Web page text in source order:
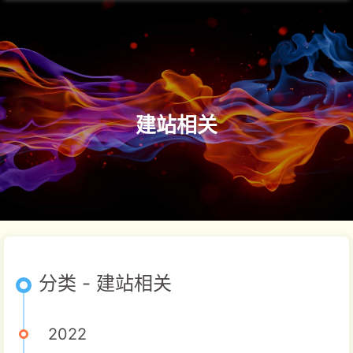
建站相关
分类 - 建站相关
2022